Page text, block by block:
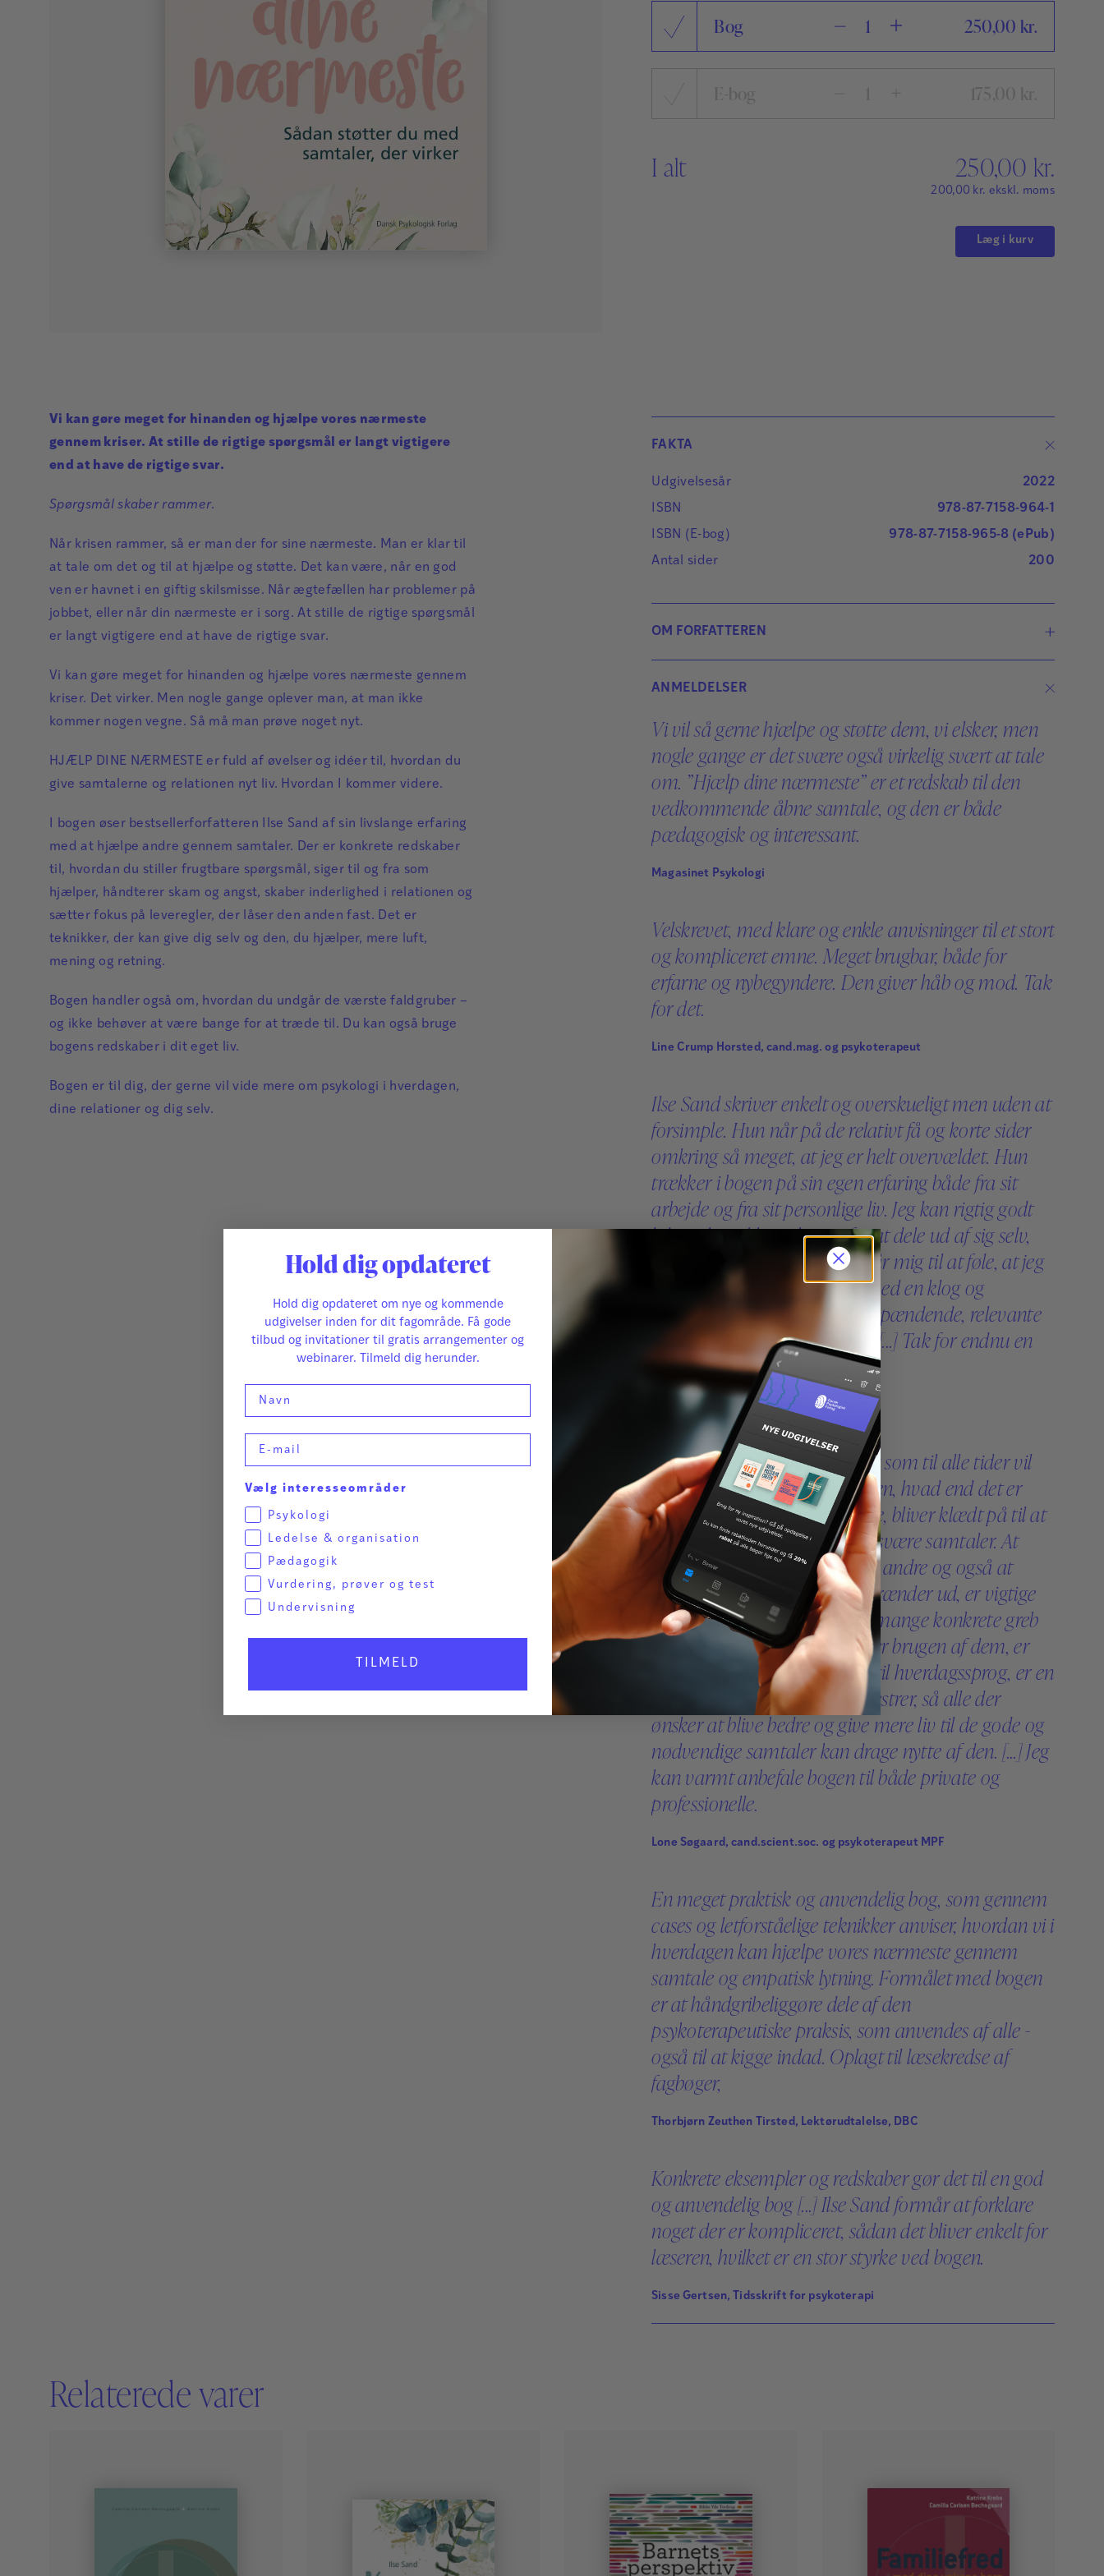
Skolefravær
STAV med LST
STAV & LÆS
Bog 250,00 kr.
I alt 250,00 kr.
200,00 kr. ekskl. moms
Læg i kurv
Vi kan gøre meget for hinanden og hjælpe vores nærmeste
gennem kriser. At stille de rigtige spørgsmål er langt vigtigere
end at have de rigtige svar.
Spørgsmål skaber rammer.
Når krisen rammer, så er man der for sine nærmeste. Man er klar til
at tale om det og til at hjælpe og støtte. Det kan være, når en god
ven er havnet i en giftig skilsmisse. Når ægtefællen har problemer på
jobbet, eller når din nærmeste er i sorg. At stille de rigtige spørgsmål
er langt vigtigere end at have de rigtige svar.
Vi kan gøre meget for hinanden og hjælpe vores nærmeste gennem
kriser. Det virker. Men nogle gange oplever man, at man ikke
kommer nogen vegne. Så må man prøve noget nyt.
HJÆLP DINE NÆRMESTE er fuld af øvelser og idéer til, hvordan du
give samtalerne og relationen nyt liv. Hvordan I kommer videre.
I bogen øser bestsellerforfatteren Ilse Sand af sin livslange erfaring
med at hjælpe andre gennem samtaler. Der er konkrete redskaber
til, hvordan du stiller frugtbare spørgsmål, siger til og fra som
hjælper, håndterer skam og angst, skaber inderlighed i relationen og
sætter fokus på leveregler, der låser den anden fast. Det er
teknikker, der kan give dig selv og den, du hjælper, mere luft,
mening og retning.
Bogen handler også om, hvordan du undgår de værste faldgruber –
og ikke behøver at være bange for at træde til. Du kan også bruge
bogens redskaber i dit eget liv.
Bogen er til dig, der gerne vil vide mere om psykologi i hverdagen,
dine relationer og dig selv.
FAKTA
Udgivelsesår
2022
ISBN
978-87-7158-964-1
ISBN (E-bog)
978-87-7158-965-8 (ePub)
Antal sider
200
OM FORFATTEREN
psykoterapeut MFF, cand.theol. og tidligere
sognepræst. Ilse Sand er forfatter til en lang
række bøger, som er udkommet på mere end
20 sprog og flere er bestsellere i Asien.
Læs mere
ANMELDELSER
Vi vil så gerne hjælpe og støtte dem, vi elsker, men
nogle gange er det svære også virkelig svært at tale
om. ”Hjælp dine nærmeste” er et redskab til den
vedkommende åbne samtale, og den er både
pædagogisk og interessant.
Magasinet Psykologi
Velskrevet, med klare og enkle anvisninger til et stort
og kompliceret emne. Meget brugbar, både for
erfarne og nybegyndere. Den giver håb og mod. Tak
for det.
Line Crump Horsted, cand.mag. og psykoterapeut
Ilse Sand skriver enkelt og overskueligt men uden at
forsimple. Hun når på de relativt få og korte sider
omkring så meget, at jeg er helt overvældet. Hun
trækker i bogen på sin egen erfaring både fra sit
arbejde og fra sit personlige liv. Jeg kan rigtig godt
lide, at hun ikke er bange for at dele ud af sig selv,
også når det er sårbart. Det får mig til at føle, at jeg
under læsningen er i dialog med en klog og
forstående ven om alle disse spændende, relevante
og ind imellem svære emner. [...] Tak for endnu en
fin og meget relevant bog.
Pia Hoffmann, Landsforeningen Spor
En meget vedkommende bog som til alle tider vil
have sin berettigelse. Hjælperen, hvad end det er
den private eller professionelle, bliver klædt på til at
tage vare på de nære og ofte svære samtaler. At
hjælpe hjælperen til at hjælpe andre og også at
hjælpe sig selv, så ilden ikke brænder ud, er vigtige
ingredienser, ligesom bogens mange konkrete greb
og eksempler der underbygger brugen af dem, er
det. Kompliceret teori omsat til hverdagssprog, er en
særlig færdighed Ilse Sand mestrer, så alle der
ønsker at blive bedre og give mere liv til de gode og
nødvendige samtaler kan drage nytte af den. [...] Jeg
kan varmt anbefale bogen til både private og
professionelle.
Lone Søgaard, cand.scient.soc. og psykoterapeut MPF
En meget praktisk og anvendelig bog, som gennem
cases og letforståelige teknikker anviser, hvordan vi i
hverdagen kan hjælpe vores nærmeste gennem
samtale og empatisk lytning. Formålet med bogen
er at håndgribeliggøre dele af den
psykoterapeutiske praksis, som anvendes af alle -
også til at kigge indad. Oplagt til læsekredse af
fagbøger,
Thorbjørn Zeuthen Tirsted, Lektørudtalelse, DBC
Konkrete eksempler og redskaber gør det til en god
og anvendelig bog [...] Ilse Sand formår at forklare
noget der er kompliceret, sådan det bliver enkelt for
læseren, hvilket er en stor styrke ved bogen.
Sisse Gertsen, Tidsskrift for psykoterapi
Relaterede varer
Hold dig opdateret
Hold dig opdateret om nye og kommende
udgivelser inden for dit fagområde. Få gode
tilbud og invitationer til gratis arrangementer og
webinarer. Tilmeld dig herunder.
Vælg interesseområder
Psykologi
Ledelse & organisation
Pædagogik
Vurdering, prøver og test
Undervisning
TILMELD